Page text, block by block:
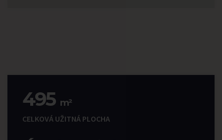
495 m²
CELKOVÁ UŽITNÁ PLOCHA